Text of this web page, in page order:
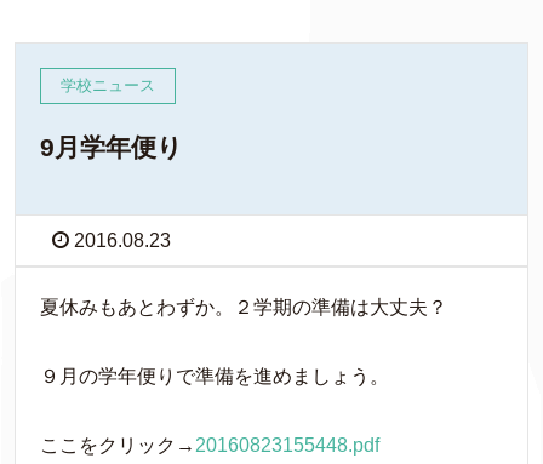
学校ニュース
9月学年便り
2016.08.23
夏休みもあとわずか。２学期の準備は大丈夫？
９月の学年便りで準備を進めましょう。
ここをクリック→ 20160823155448.pdf